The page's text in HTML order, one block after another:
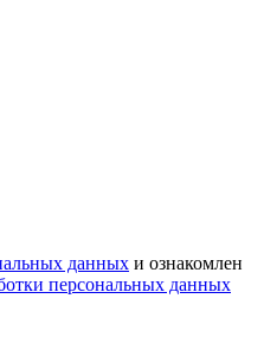
данных и ознакомлен
персональных данных